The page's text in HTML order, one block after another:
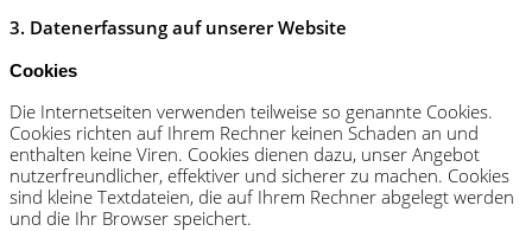
3. Datenerfassung auf unserer Website
Cookies
Die Internetseiten verwenden teilweise so genannte Cookies.
Cookies richten auf Ihrem Rechner keinen Schaden an und
enthalten keine Viren. Cookies dienen dazu, unser Angebot
nutzerfreundlicher, effektiver und sicherer zu machen. Cookies
sind kleine Textdateien, die auf Ihrem Rechner abgelegt werden
und die Ihr Browser speichert.